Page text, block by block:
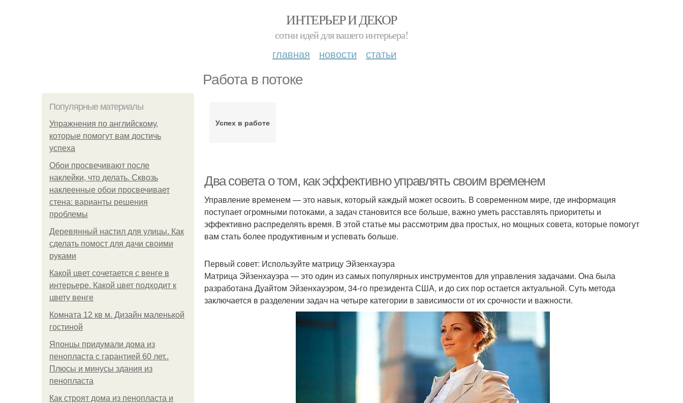
ИНТЕРЬЕР И ДЕКОР
сотни идей для вашего интерьера!
главная новости статьи
Работа в потоке
Популярные материалы
Упражнения по английскому,
которые помогут вам достичь
успеха
Обои просвечивают после
наклейки, что делать. Сквозь
наклеенные обои просвечивает
стена: варианты решения
проблемы
Деревянный настил для улицы. Как
сделать помост для дачи своими
руками
Какой цвет сочетается с венге в
интерьере. Какой цвет подходит к
цвету венге
Комната 12 кв м. Дизайн маленькой
гостиной
Японцы придумали дома из
пенопласта с гарантией 60 лет..
Плюсы и минусы здания из
пенопласта
Как строят дома из пенопласта и
Успех в работе
Два совета о том, как эффективно управлять своим временем
Управление временем — это навык, который каждый может освоить. В современном мире, где информация
поступает огромными потоками, а задач становится все больше, важно уметь расставлять приоритеты и
эффективно распределять время. В этой статье мы рассмотрим два простых, но мощных совета, которые помогут
вам стать более продуктивным и успевать больше.
Первый совет: Используйте матрицу Эйзенхауэра
Матрица Эйзенхауэра — это один из самых популярных инструментов для управления задачами. Она была
разработана Дуайтом Эйзенхауэром, 34-го президента США, и до сих пор остается актуальной. Суть метода
заключается в разделении задач на четыре категории в зависимости от их срочности и важности.